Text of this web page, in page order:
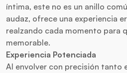
íntima, este no es un anillo
audaz, ofrece una experiencia
realzando cada momento para
memorable.
Experiencia Potenciada
Al envolver con precisión tanto